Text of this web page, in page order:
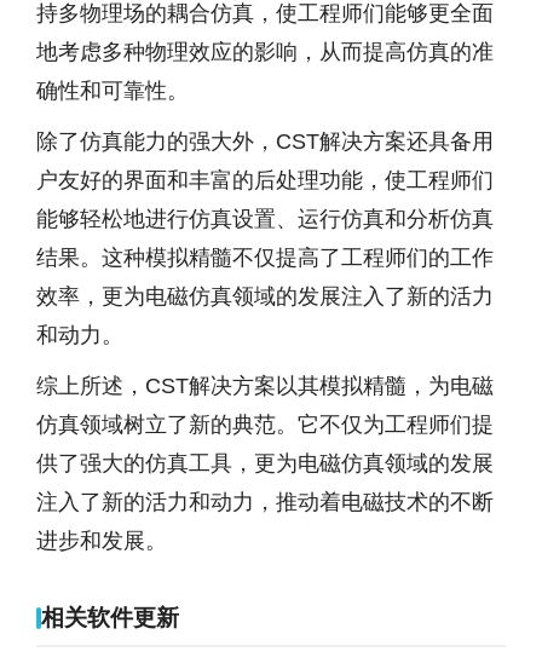
持多物理场的耦合仿真，使工程师们能够更全面
地考虑多种物理效应的影响，从而提高仿真的准
确性和可靠性。
除了仿真能力的强大外，CST解决方案还具备用
户友好的界面和丰富的后处理功能，使工程师们
能够轻松地进行仿真设置、运行仿真和分析仿真
结果。这种模拟精髓不仅提高了工程师们的工作
效率，更为电磁仿真领域的发展注入了新的活力
和动力。
综上所述，CST解决方案以其模拟精髓，为电磁
仿真领域树立了新的典范。它不仅为工程师们提
供了强大的仿真工具，更为电磁仿真领域的发展
注入了新的活力和动力，推动着电磁技术的不断
进步和发展。
相关软件更新